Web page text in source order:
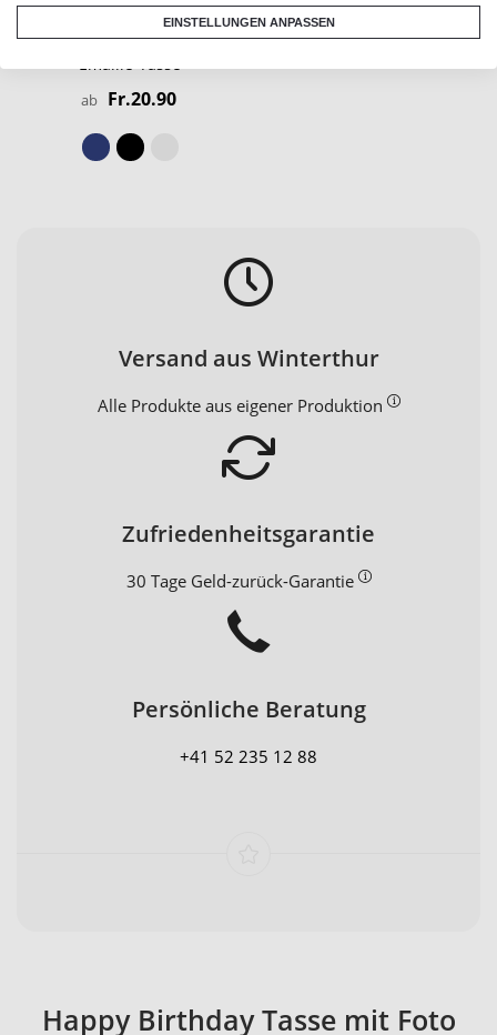
Emaille-Tasse
ab Fr.20.90
Versand aus Winterthur
Alle Produkte aus eigener Produktion
Zufriedenheitsgarantie
30 Tage Geld-zurück-Garantie
Persönliche Beratung
+41 52 235 12 88
Happy Birthday Tasse mit Foto
EINSTELLUNGEN ANPASSEN